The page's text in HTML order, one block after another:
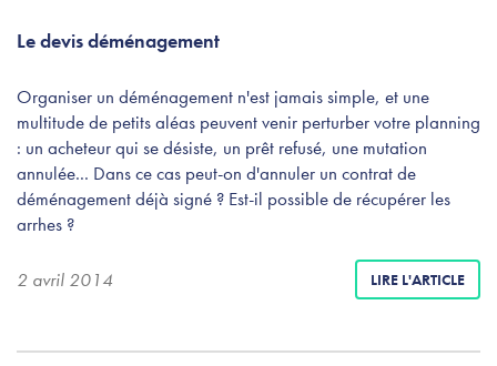
Le devis déménagement
Organiser un déménagement n'est jamais simple, et une
multitude de petits aléas peuvent venir perturber votre planning
: un acheteur qui se désiste, un prêt refusé, une mutation
annulée... Dans ce cas peut-on d'annuler un contrat de
déménagement déjà signé ? Est-il possible de récupérer les
arrhes ?
2 avril 2014 LIRE L'ARTICLE